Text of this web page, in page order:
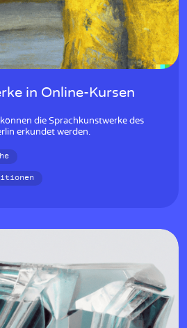
in Online-Kursen
die Sprachkunstwerke des
erkundet werden.